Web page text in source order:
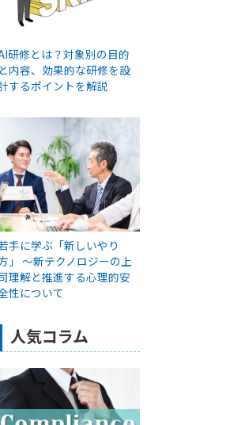
研修とは？対象別の目的
と内容、効果的な研修を設
するポイントを解説
手に学ぶ「新しいやり
」 ～新テクノロジーの上
理解と推進する心理的安
性について
人気コラム